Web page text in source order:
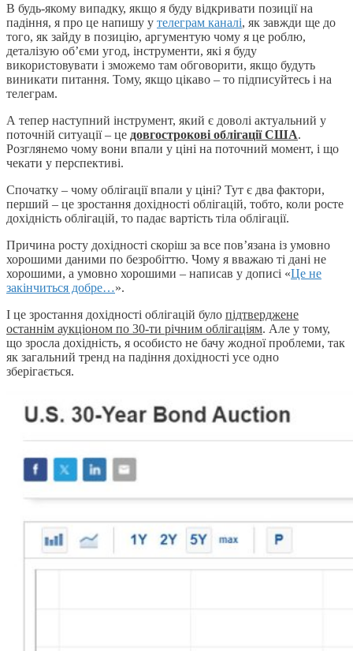
В будь-якому випадку, якщо я буду відкривати позиції на
падіння, я про це напишу у телеграм каналі, як завжди ще до
того, як зайду в позицію, аргументую чому я це роблю,
деталізую об’єми угод, інструменти, які я буду
використовувати і зможемо там обговорити, якщо будуть
виникати питання. Тому, якщо цікаво – то підписуйтесь і на
телеграм.
А тепер наступний інструмент, який є доволі актуальний у
поточній ситуації – це довгострокові облігації США.
Розглянемо чому вони впали у ціні на поточний момент, і що
чекати у перспективі.
Спочатку – чому облігації впали у ціні? Тут є два фактори,
перший – це зростання дохідності облігацій, тобто, коли росте
дохідність облігацій, то падає вартість тіла облігації.
Причина росту дохідності скоріш за все пов’язана із умовно
хорошими даними по безробіттю. Чому я вважаю ті дані не
хорошими, а умовно хорошими – написав у дописі «Це не
закінчиться добре…».
І це зростання дохідності облігацій було підтверджене
останнім аукціоном по 30-ти річним облігаціям. Але у тому,
що зросла дохідність, я особисто не бачу жодної проблеми, так
як загальний тренд на падіння дохідності усе одно
зберігається.